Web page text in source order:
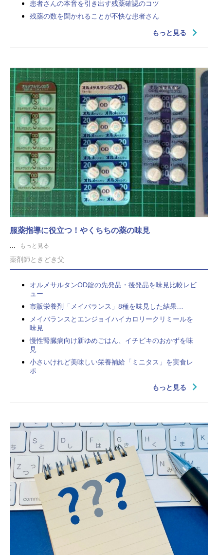
患者さんの本音を引き出す残薬確認のコツ
残薬の数を聞かれることが不快な患者さん
もっと見る
服薬指導に役立つ！やくちちの薬の味見
もっと見る
薬剤師ときどき父
オルメサルタンOD錠の先発品・後発品を味見比較レビ
ュー
市販栄養剤「メイバランス」8種を味見した結果…
メイバランスとエンジョイハイカロリークリミールを
味見
慢性腎臓病向け新ゆめごはん、イチビキのおかずを味
見
小さいけれど美味しい栄養補給「ミニタス」を実食レ
ポ
もっと見る